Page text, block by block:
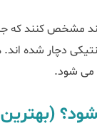
مشخص کنند که
دچار شده
می شود.